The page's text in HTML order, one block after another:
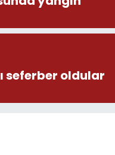
seferber oldular